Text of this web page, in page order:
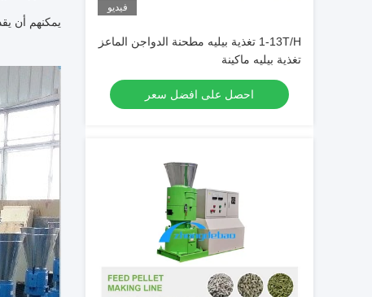
فيديو
1-13T/H تغذية بيليه مطحنة الدواجن الماعز
تغذية بيليه ماكينة
احصل على افضل سعر
يمكنهم أن